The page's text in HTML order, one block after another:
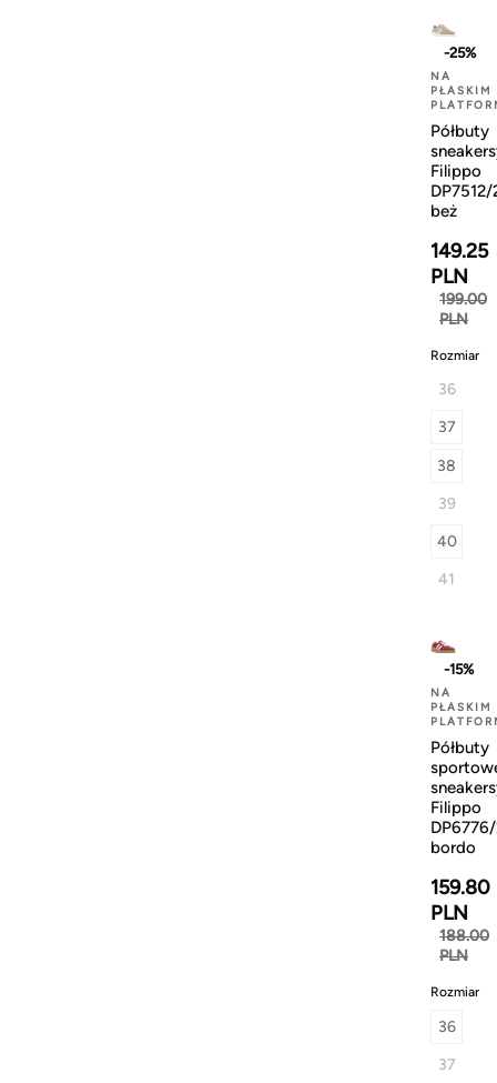
-25%
NA
PŁASKIM
Półbuty
Filippo
DP7512/
beż
149.25
PLN
199.00
PLN
Rozmiar
36
37
38
39
40
41
-15%
NA
PŁASKIM
Półbuty
Filippo
bordo
159.80
PLN
188.00
PLN
Rozmiar
36
37